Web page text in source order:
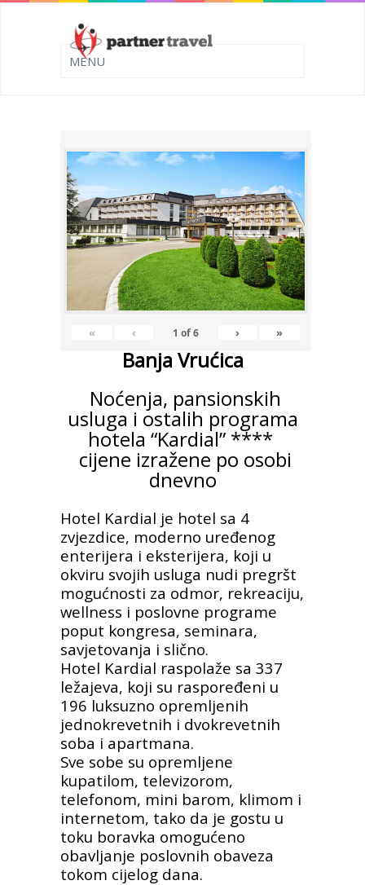
« ‹ 1 of6 › »
Banja Vrućica
Noćenja, pansionskih
usluga i ostalih programa
hotela “Kardial” ****
cijene izražene po osobi
dnevno
Hotel Kardial je hotel sa 4
zvjezdice, moderno uređenog
enterijera i eksterijera, koji u
okviru svojih usluga nudi pregršt
mogućnosti za odmor, rekreaciju,
wellness i poslovne programe
poput kongresa, seminara,
savjetovanja i slično.
Hotel Kardial raspolaže sa 337
ležajeva, koji su raspoređeni u
196 luksuzno opremljenih
jednokrevetnih i dvokrevetnih
soba i apartmana.
Sve sobe su opremljene
kupatilom, televizorom,
telefonom, mini barom, klimom i
internetom, tako da je gostu u
toku boravka omogućeno
obavljanje poslovnih obaveza
tokom cijelog dana.